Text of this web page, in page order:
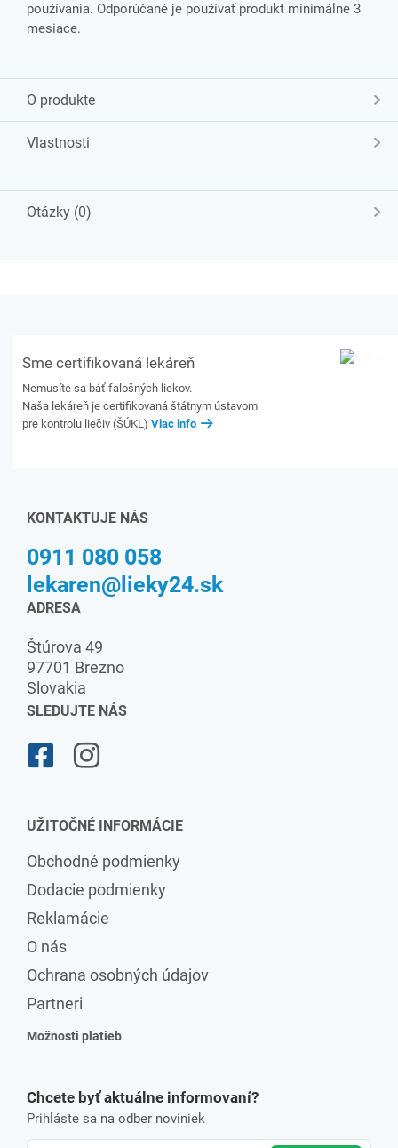
používania. Odporúčané je používať produkt minimálne 3
mesiace.
O produkte
Vlastnosti
Otázky (0)
Sme certifikovaná lekáreň
Nemusíte sa báť falošných liekov.
Naša lekáreň je certifikovaná štátnym ústavom
pre kontrolu liečiv (ŠÚKL) Viac info
KONTAKTUJE NÁS
0911 080 058
lekaren@lieky24.sk
ADRESA
Štúrova 49
97701 Brezno
Slovakia
SLEDUJTE NÁS
UŽITOČNÉ INFORMÁCIE
Obchodné podmienky
Dodacie podmienky
Reklamácie
O nás
Ochrana osobných údajov
Partneri
Možnosti platieb
Chcete byť aktuálne informovaní?
Prihláste sa na odber noviniek